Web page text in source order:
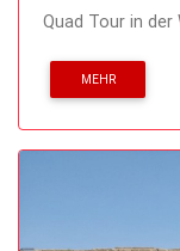
Quad Tour in der
MEHR